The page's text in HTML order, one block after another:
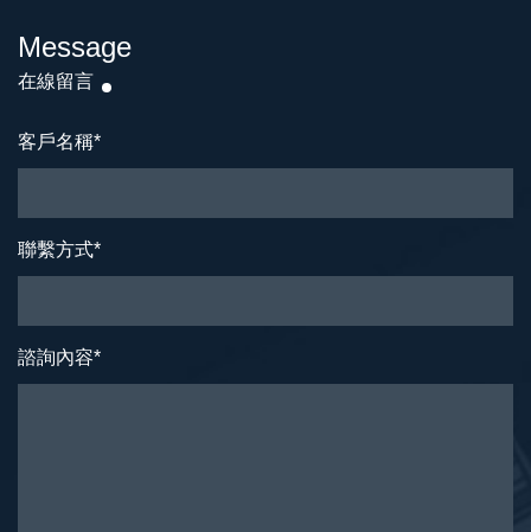
Message
在線留言
客戶名稱*
聯繫方式*
諮詢內容*